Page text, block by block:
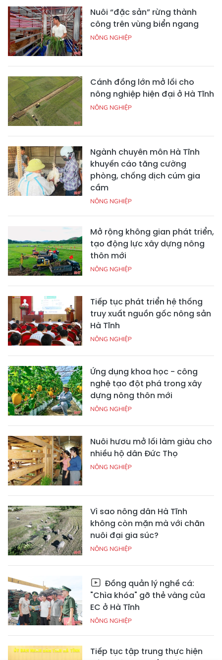
Nuôi “đặc sản” rừng thành
công trên vùng biển ngang
NÔNG NGHIỆP
Cánh đồng lớn mở lối cho
nông nghiệp hiện đại ở Hà Tĩnh
NÔNG NGHIỆP
Ngành chuyên môn Hà Tĩnh
khuyến cáo tăng cường
phòng, chống dịch cúm gia
cầm
NÔNG NGHIỆP
Mở rộng không gian phát triển,
tạo động lực xây dựng nông
thôn mới
NÔNG NGHIỆP
Tiếp tục phát triển hệ thống
truy xuất nguồn gốc nông sản
Hà Tĩnh
NÔNG NGHIỆP
Ứng dụng khoa học - công
nghệ tạo đột phá trong xây
dựng nông thôn mới
NÔNG NGHIỆP
Nuôi hươu mở lối làm giàu cho
nhiều hộ dân Đức Thọ
NÔNG NGHIỆP
Vì sao nông dân Hà Tĩnh
không còn mặn mà với chăn
nuôi đại gia súc?
NÔNG NGHIỆP
Đồng quản lý nghề cá:
"Chìa khóa" gỡ thẻ vàng của
EC ở Hà Tĩnh
NÔNG NGHIỆP
Tiếp tục tập trung thực hiện